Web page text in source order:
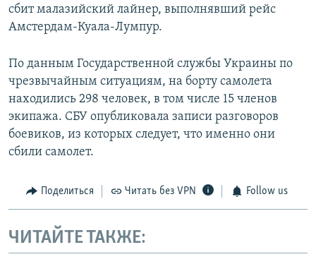
сбит малазийский лайнер, выполнявший рейс
Амстердам-Куала-Лумпур.
По данным Государственной службы Украины по
чрезвычайным ситуациям, на борту самолета
находились 298 человек, в том числе 15 членов
экипажа. СБУ опубликовала записи разговоров
боевиков, из которых следует, что именно они
сбили самолет.
Поделиться Читать без VPN Follow us
ЧИТАЙТЕ ТАКЖЕ: